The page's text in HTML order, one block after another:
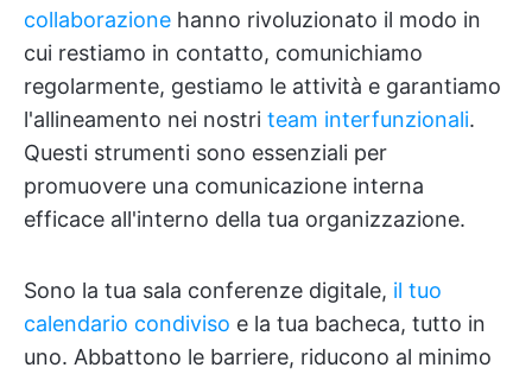
collaborazione hanno rivoluzionato il modo in
cui restiamo in contatto, comunichiamo
regolarmente, gestiamo le attività e garantiamo
l'allineamento nei nostri team interfunzionali.
Questi strumenti sono essenziali per
promuovere una comunicazione interna
efficace all'interno della tua organizzazione.
Sono la tua sala conferenze digitale, il tuo
calendario condiviso e la tua bacheca, tutto in
uno. Abbattono le barriere, riducono al minimo